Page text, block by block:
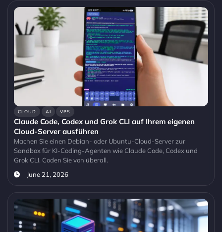
CLOUD AI VPS
Claude Code, Codex und Grok CLI auf Ihrem eigenen
Cloud-Server ausführen
Machen Sie einen Debian- oder Ubuntu-Cloud-Server zur
Sandbox für KI-Coding-Agenten wie Claude Code, Codex und
Grok CLI. Coden Sie von überall.
June 21, 2026